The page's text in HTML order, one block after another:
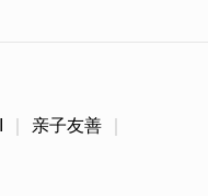
亲子友善